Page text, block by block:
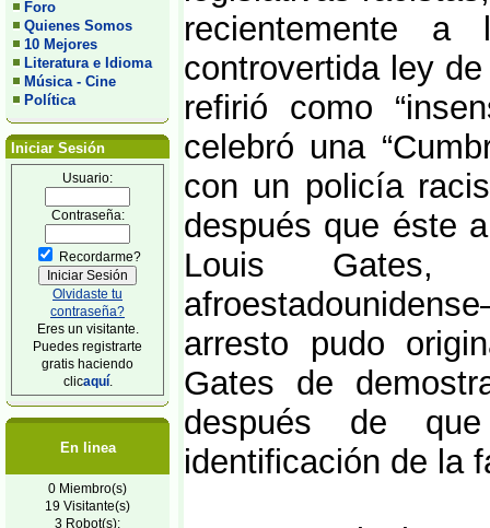
Foro
Quienes Somos
10 Mejores
Literatura e Idioma
Música - Cine
Política
Iniciar Sesión
Usuario:
Contraseña:
Recordarme?
Olvidaste tu
contraseña?
Eres un visitante.
Puedes registrarte
gratis haciendo
clicaquí.
En linea
0 Miembro(s)
19 Visitante(s)
3 Robot(s):
recientemente
controvertida ley
refirió como
celebró una
con un policía
después que éste
Louis Gates,
arresto pudo
Gates de
después de
identificación de la